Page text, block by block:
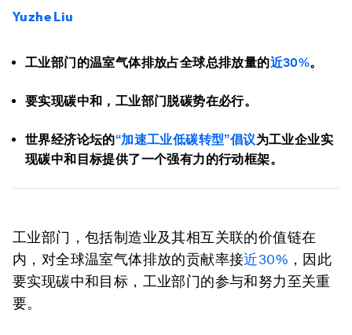
Yuzhe Liu
工业部门的温室气体排放占全球总排放量的近30%。
要实现碳中和，工业部门脱碳势在必行。
世界经济论坛的“加速工业低碳转型”倡议为工业企业实
现碳中和目标提供了一个强有力的行动框架。
工业部门，包括制造业及其相互关联的价值链在
内，对全球温室气体排放的贡献率接近30% ，因此
要实现碳中和目标，工业部门的参与和努力至关重
要。